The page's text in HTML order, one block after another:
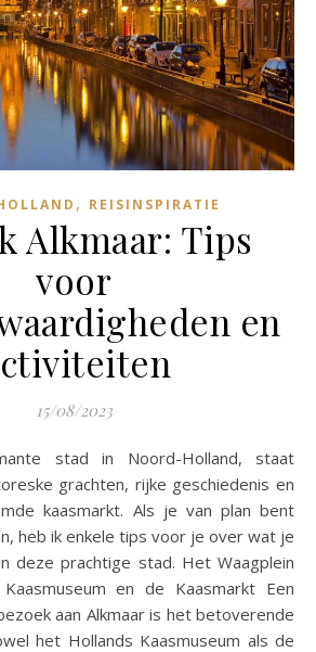
, REISINSPIRATIE
Alkmaar: Tips
voor
en
15/08/2023
grachten, rijke geschiedenis en
kaasmarkt. Als je van plan bent
heb ik enkele tips voor je over wat je
deze prachtige stad. Het Waagplein
en de Kaasmarkt Een
aan Alkmaar is het betoverende
het Hollands Kaasmuseum als de